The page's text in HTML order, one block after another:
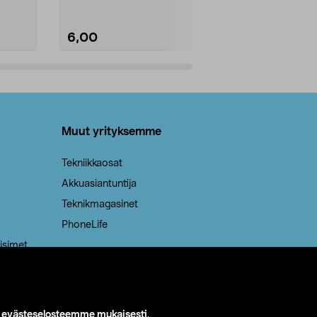
evästeselosteemme mukaisesti.
6,00
Muut yrityksemme
Tekniikkaosat
Akkuasiantuntija
Teknikmagasinet
PhoneLife